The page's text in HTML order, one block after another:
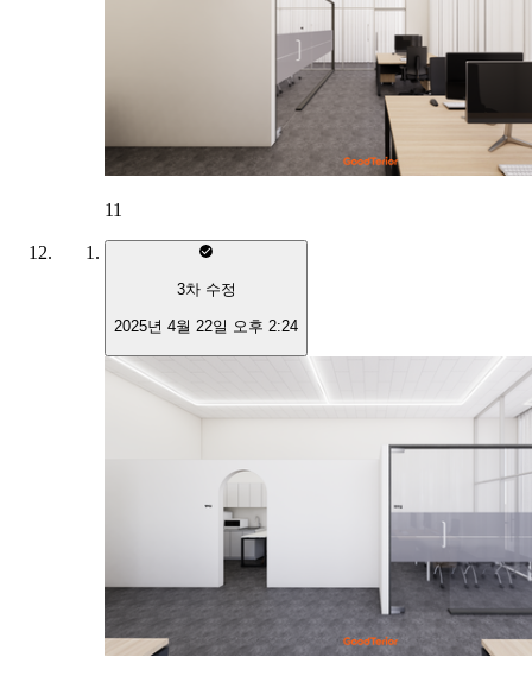
11
3차 수정
2025년 4월 22일 오후 2:24